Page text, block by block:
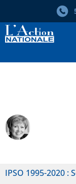
IPSO 1995-2020 :